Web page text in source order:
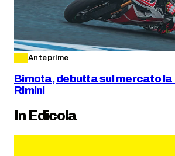
Anteprime
Bimota, debutta sul mercato la
Rimini
In Edicola